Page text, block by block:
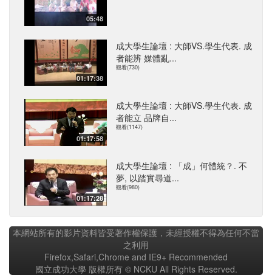
05:48
01:17:38
成大學生論壇 : 大師VS.學生代表. 成
者能辨 媒體亂...
觀看(730)
01:17:58
成大學生論壇 : 大師VS.學生代表. 成
者能立 品牌自...
觀看(1147)
01:17:28
成大學生論壇 : 「成」何體統？. 不
夢, 以踏實尋道...
觀看(980)
本網站所有的影片資料皆受著作權保護，未經授權不得為任何不當
之利用
Firefox,Safari,Chrome and IE9+ Recommended
國立成功大學 版權所有 © NCKU All Rights Reserved.